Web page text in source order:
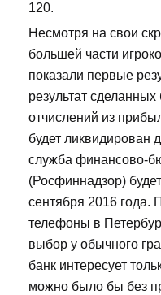
120.
Несмотря на свои
большей части
показали первые
результат
отчислений из
будет ликвидирован
служба финансово-
(Росфиннадзор)
сентября 2016 года.
телефоны в
выбор у обычного
банк интересует
можно было бы без